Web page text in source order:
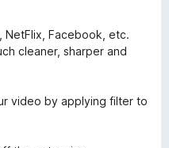
NetFlix, Facebook, etc.
cleaner, sharper and
video by applying filter to